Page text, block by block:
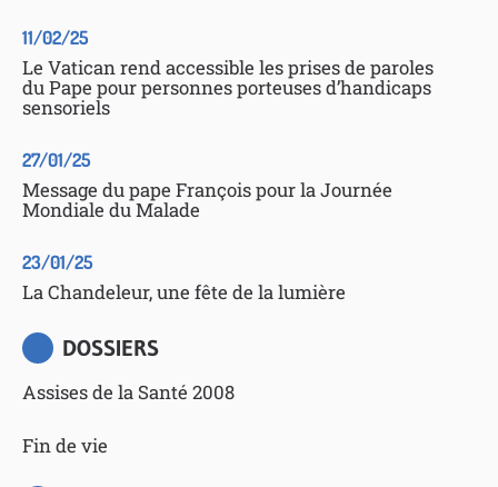
11/02/25
Le Vatican rend accessible les prises de paroles
du Pape pour personnes porteuses d’handicaps
sensoriels
27/01/25
Message du pape François pour la Journée
Mondiale du Malade
23/01/25
La Chandeleur, une fête de la lumière
DOSSIERS
Assises de la Santé 2008
Fin de vie